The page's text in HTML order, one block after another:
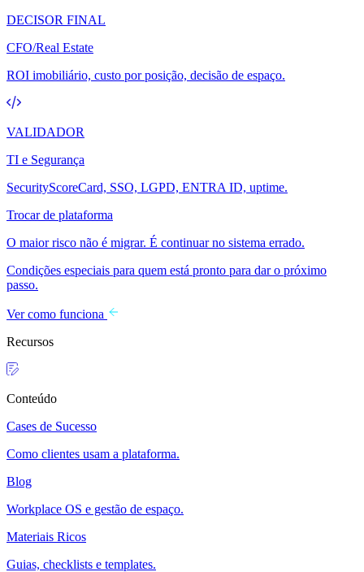
DECISOR FINAL
CFO/Real Estate
ROI imobiliário, custo por posição, decisão de espaço.
VALIDADOR
TI e Segurança
SecurityScoreCard, SSO, LGPD, ENTRA ID, uptime.
Trocar de plataforma
O maior risco não é migrar. É continuar no sistema errado.
Condições especiais para quem está pronto para dar o próximo
passo.
Ver como funciona
Recursos
Conteúdo
Cases de Sucesso
Como clientes usam a plataforma.
Blog
Workplace OS e gestão de espaço.
Materiais Ricos
Guias, checklists e templates.